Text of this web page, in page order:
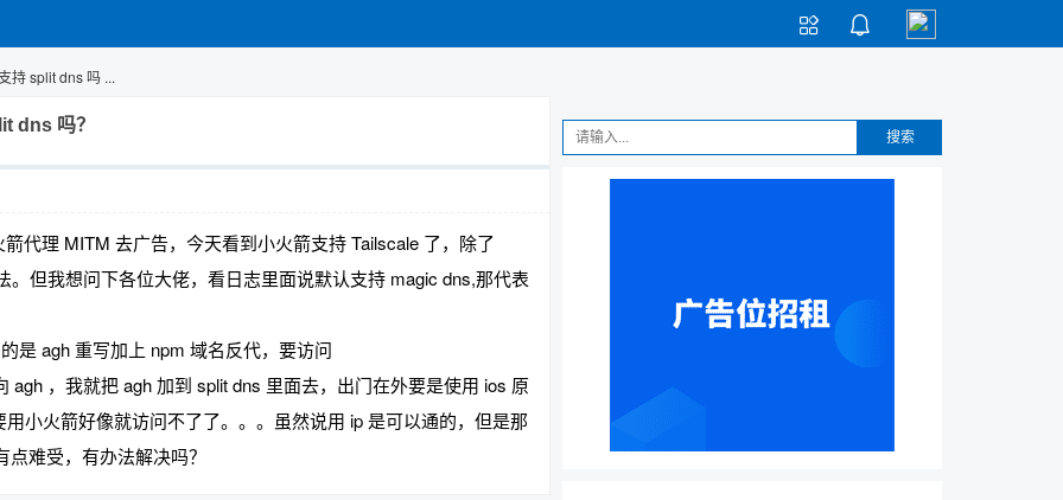


持 split dns 吗 ...
dns 吗？
代理 MITM 去广告，今天看到小火箭支持 Tailscale 了，除了
但我想问下各位大佬，看日志里面说默认支持 magic dns,那代表
是 agh 重写加上 npm 域名反代，要访问
agh ，我就把 agh 加到 split dns 里面去，出门在外要是使用 ios 原
小火箭好像就访问不了了。。。虽然说用 ip 是可以通的，但是那
难受，有办法解决吗？
搜索